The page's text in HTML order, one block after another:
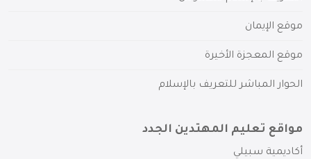
موقع الإيمان
موقع المعجزة الأخيرة
الحوار المباشر للتعريف بالإسلام
مواقع تعليم المهتدين الجدد
أكاديمية سبيلي